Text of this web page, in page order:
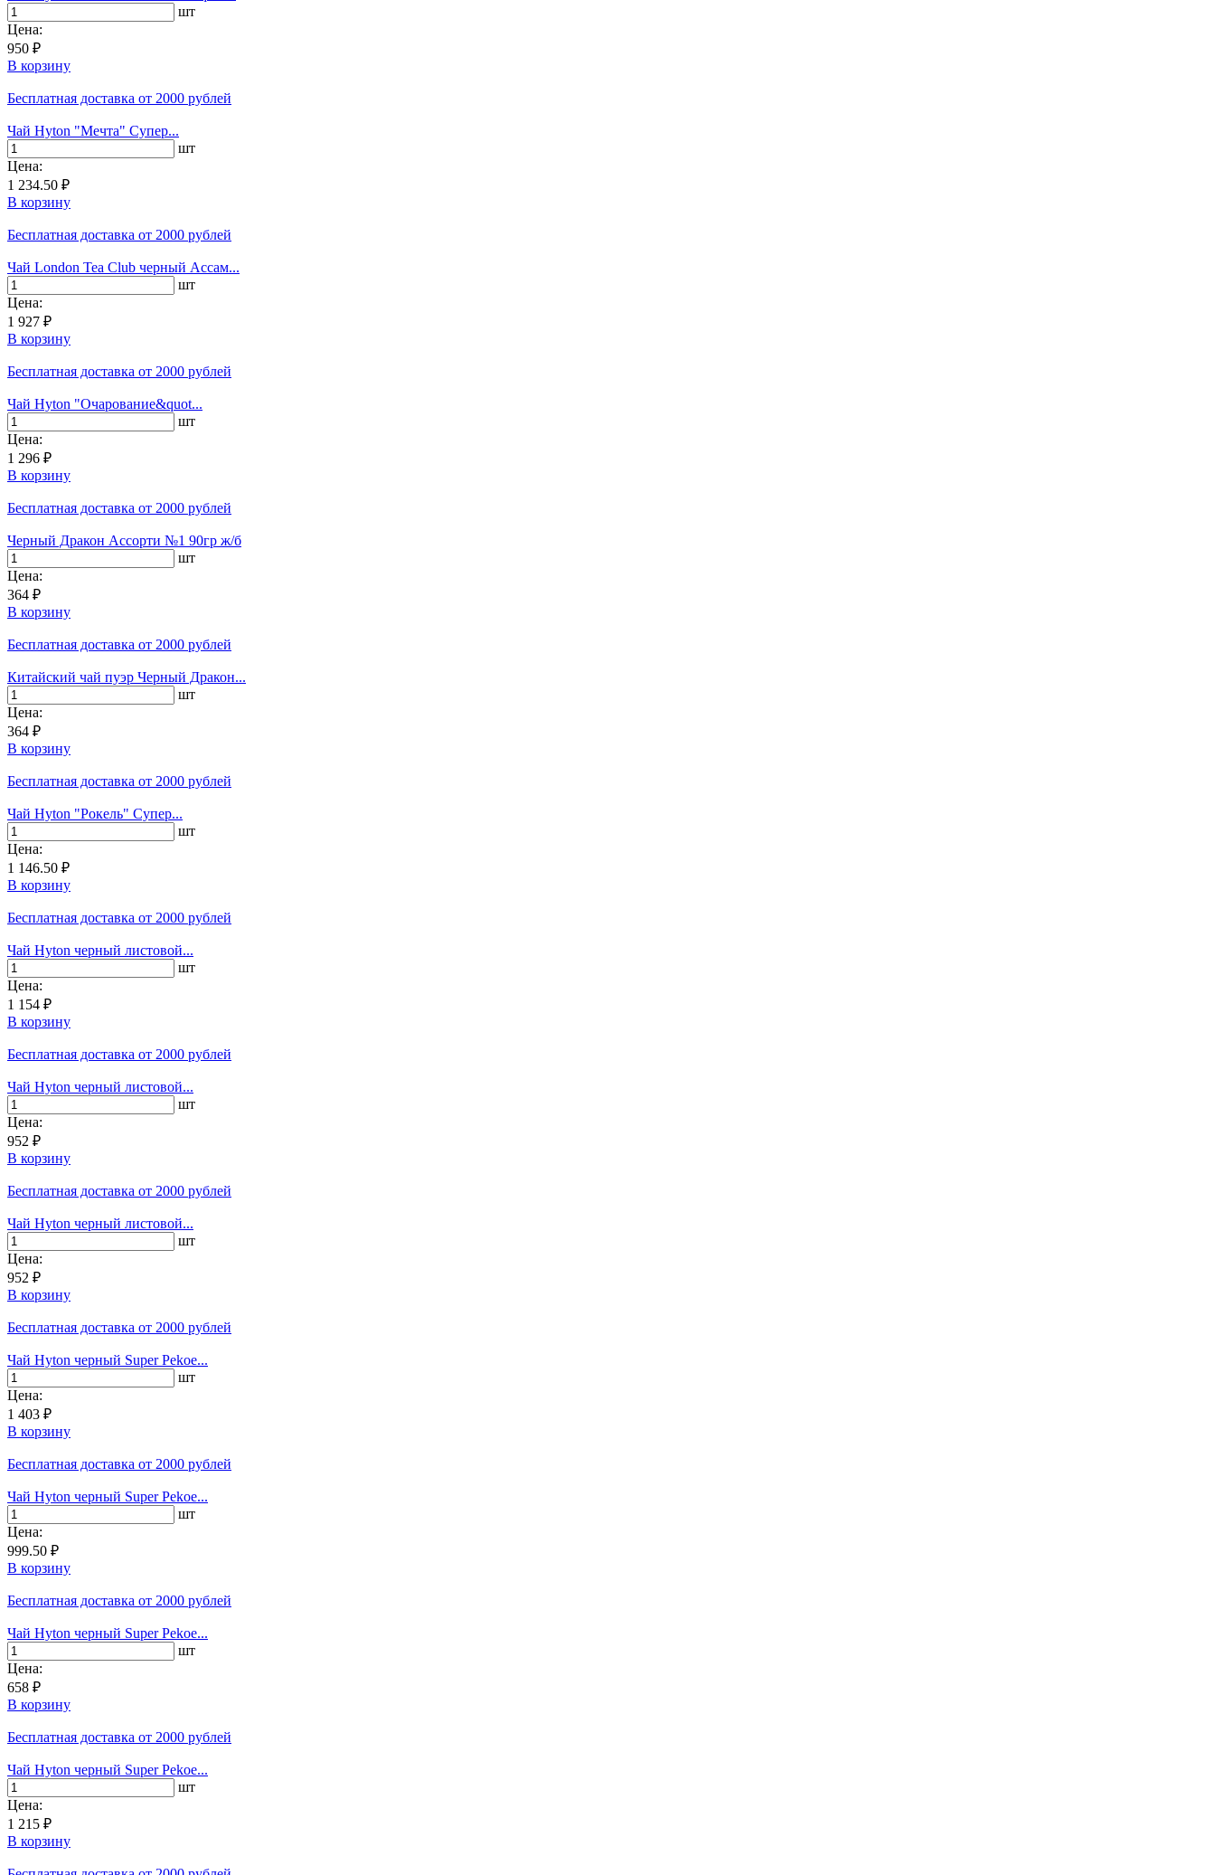
шт
Цена:
950 ₽
В корзину
Бесплатная доставка от 2000 рублей
Чай Hyton "Мечта" Супер...
шт
Цена:
1 234.50 ₽
В корзину
Бесплатная доставка от 2000 рублей
Чай London Tea Club черный Ассам...
шт
Цена:
1 927 ₽
В корзину
Бесплатная доставка от 2000 рублей
Чай Hyton "Очарование&quot...
шт
Цена:
1 296 ₽
В корзину
Бесплатная доставка от 2000 рублей
Черный Дракон Ассорти №1 90гр ж/б
шт
Цена:
364 ₽
В корзину
Бесплатная доставка от 2000 рублей
Китайский чай пуэр Черный Дракон...
шт
Цена:
364 ₽
В корзину
Бесплатная доставка от 2000 рублей
Чай Hyton "Рокель" Супер...
шт
Цена:
1 146.50 ₽
В корзину
Бесплатная доставка от 2000 рублей
Чай Hyton черный листовой...
шт
Цена:
1 154 ₽
В корзину
Бесплатная доставка от 2000 рублей
Чай Hyton черный листовой...
шт
Цена:
952 ₽
В корзину
Бесплатная доставка от 2000 рублей
Чай Hyton черный листовой...
шт
Цена:
952 ₽
В корзину
Бесплатная доставка от 2000 рублей
Чай Hyton черный Super Pekoe...
шт
Цена:
1 403 ₽
В корзину
Бесплатная доставка от 2000 рублей
Чай Hyton черный Super Pekoe...
шт
Цена:
999.50 ₽
В корзину
Бесплатная доставка от 2000 рублей
Чай Hyton черный Super Pekoe...
шт
Цена:
658 ₽
В корзину
Бесплатная доставка от 2000 рублей
Чай Hyton черный Super Pekoe...
шт
Цена:
1 215 ₽
В корзину